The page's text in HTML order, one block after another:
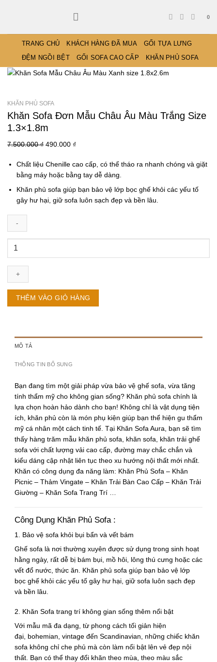
0
TRANG CHỦ KHÁCH HÀNG ĐÃ MUA
GỐI TỰA LƯNG
ĐỆM NGỒI BỆT
GỐI SOFA CAO CẤP KHĂN PHỦ SOFA
KHĂN PHỦ SOFA
Khăn Sofa Đơn Mẫu Châu Âu Màu Trắng Size
1.3×1.8m
7.500.000₫ Giá
là:
7.500.000 ₫.
490.000 ₫
tại
là:
490.000 ₫.
Chất liệu Chenille cao cấp, có thể tháo ra nhanh chóng và giặt
bằng máy hoặc bằng tay dễ dàng.
Khăn phủ sofagiúp bạn bảo vệ lớp bọc ghế khỏi các yếu tố
gây hư hại, giữ sofa luôn sạch đẹp và bền lâu.
Sofa
Mẫu
Châu
Âu
Màu
lượng
THÊM VÀO GIỎ HÀNG
MÔ TẢ
THÔNG TIN BỔ SUNG
Bạn đang tìm một giải pháp vừa bảo vệ ghế sofa , vừa tăng
tính thẩm mỹ cho không gian sống? Khăn phủ sofa chính là
lựa chọn hoàn hảo dành cho bạn! Không chỉ là vật dụng tiện
ích, khăn phủ còn là món phụ kiện giúp bạn thể hiện gu thẩm
mỹ cá nhân một cách tinh tế. Tại Khăn Sofa Aura , bạn sẽ tìm
thấy hàng trăm mẫu khăn phủ sofa khăn sofa
khăn trải ghế
sofa với chất lượng vải cao cấp, đường may chắc chắn và
kiểu dáng cập nhật liên tục theo xu hướng nội thất mới nhất.
Khăn có công dụng đa năng làm: Khăn Phủ Sofa – Khăn
Picnic – Thảm Vingate – Khăn Trải Bàn Cao Cấp – Khăn Trải
Giường – Khăn Sofa Trang Trí …
Công Dụng Khăn Phủ Sofa :
1. Bảo vệ sofa khỏi bụi bẩn và vết bám
Ghế sofa là nơi thường xuyên được sử dụng trong sinh hoạt
hằng ngày, rất dễ bị bám bụi, mồ hôi, lông thú cưng hoặc các
vết đổ nước, thức ăn. Khăn phủ sofa giúp bạn bảo vệ lớp
bọc ghế khỏi các yếu tố gây hư hại, giữ sofa luôn sạch đẹp
và bền lâu.
2. Khăn Sofa trang trí không gian sống thêm nổi bật
Với mẫu mã đa dạng, từ phong cách tối giản hiện
đại bohemian vintage đến Scandinavian , những chiếc khăn
sofa không chỉ che phủ mà còn làm nổi bật lên vẻ đẹp nội
thất. Bạn có thể thay đổi khăn theo mùa, theo màu sắc